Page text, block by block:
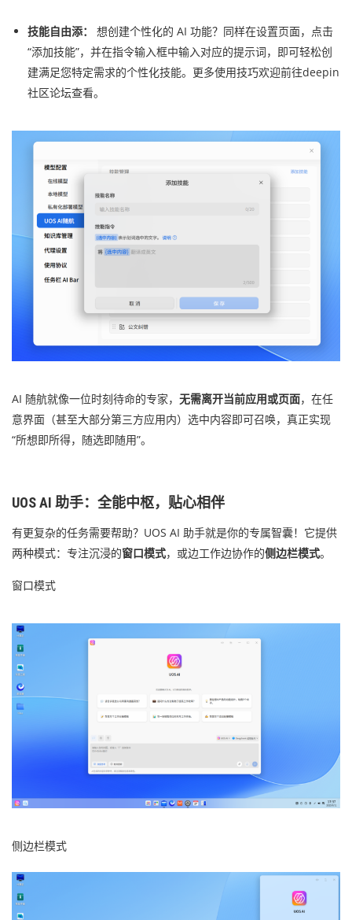
技能自由添：
想创建个性化的 AI 功能？同样在设置页面，点击
“添加技能”，并在指令输入框中输入对应的提示词，即可轻松创
建满足您特定需求的个性化技能。更多使用技巧欢迎前往deepin
社区论坛查看。
AI 随航就像一位时刻待命的专家， 无需离开当前应用或页面，在任
意界面（甚至大部分第三方应用内）选中内容即可召唤，真正实现
“所想即所得，随选即随用”。
UOS AI 助手：全能中枢，贴心相伴
有更复杂的任务需要帮助？UOS AI 助手就是你的专属智囊！它提供
两种模式：专注沉浸的窗口模式，或边工作边协作的侧边栏模式。
窗口模式
侧边栏模式